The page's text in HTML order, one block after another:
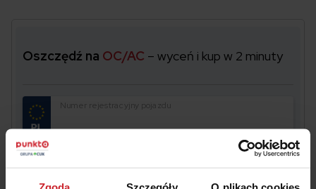
Oszczędź na OC/AC – wyceń i kup w 2 minuty
Numer rejestracyjny pojazdu